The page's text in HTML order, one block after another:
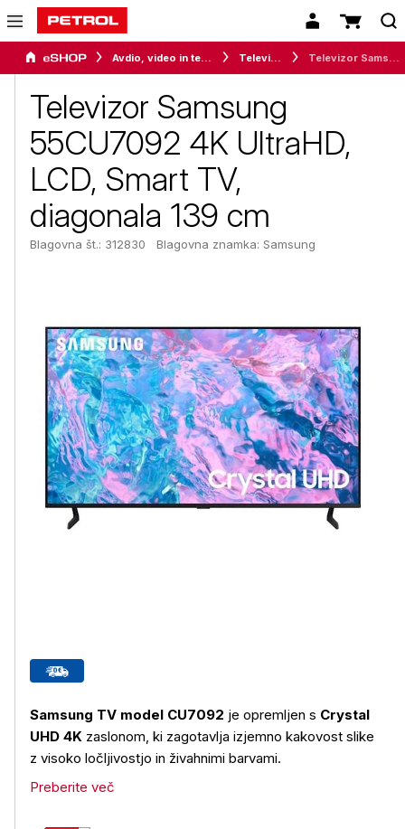
Avdio, video in telefonija Televizorji
Televizor Samsung
55CU7092 4K UltraHD,
LCD, Smart TV,
diagonala 139 cm
Blagovna št.: 312830 Blagovna znamka: Samsung
Samsung TV model CU7092 je opremljen s Crystal
UHD 4K zaslonom, ki zagotavlja izjemno kakovost slike
z visoko ločljivostjo in živahnimi barvami.
Preberite več